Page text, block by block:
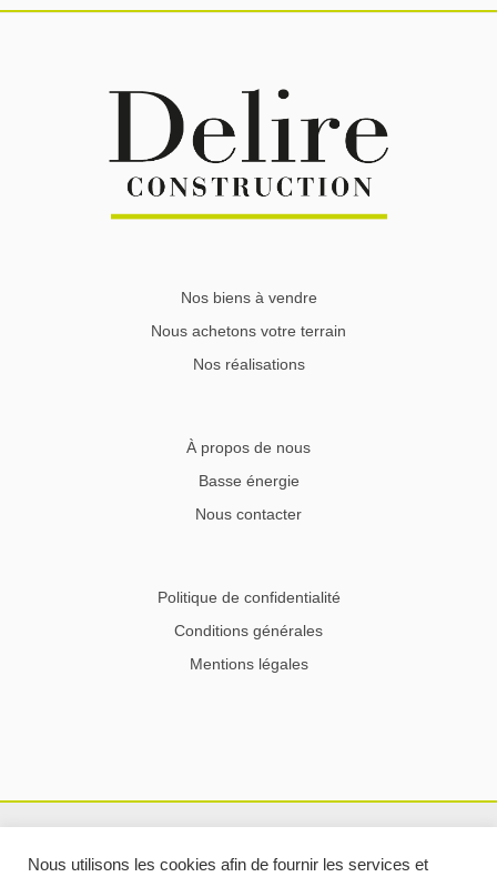
Nos biens à vendre
Nous achetons votre terrain
Nos réalisations
À propos de nous
Basse énergie
Nous contacter
Politique de confidentialité
Conditions générales
Mentions légales
Nous utilisons les cookies afin de fournir les services et